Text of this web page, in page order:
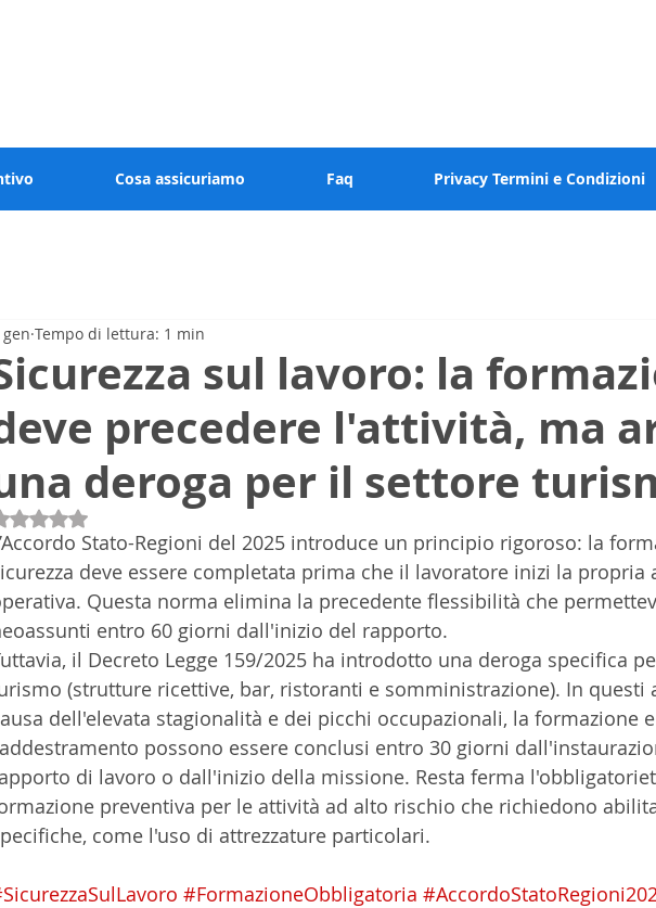
Cosa assicuriamo Faq Privacy Termini e Condizioni
sul lavoro: la
precedere l'attività, ma
deroga per il settore
Tempo di lettura: 1 min
Valutazione NaN stelle su 5.
Stato-Regioni del 2025 introduce un principio rigoroso: la
deve essere completata prima che il lavoratore inizi la
Questa norma elimina la precedente flessibilità che
entro 60 giorni dall'inizio del rapporto.
il Decreto Legge 159/2025 ha introdotto una deroga specifica
(strutture ricettive, bar, ristoranti e somministrazione). In questi
dell'elevata stagionalità e dei picchi occupazionali, la formazione
possono essere conclusi entro 30 giorni
di lavoro o dall'inizio della missione. Resta ferma
preventiva per le attività ad alto rischio che richiedono
come l'uso di attrezzature particolari.
#FormazioneObbligatoria